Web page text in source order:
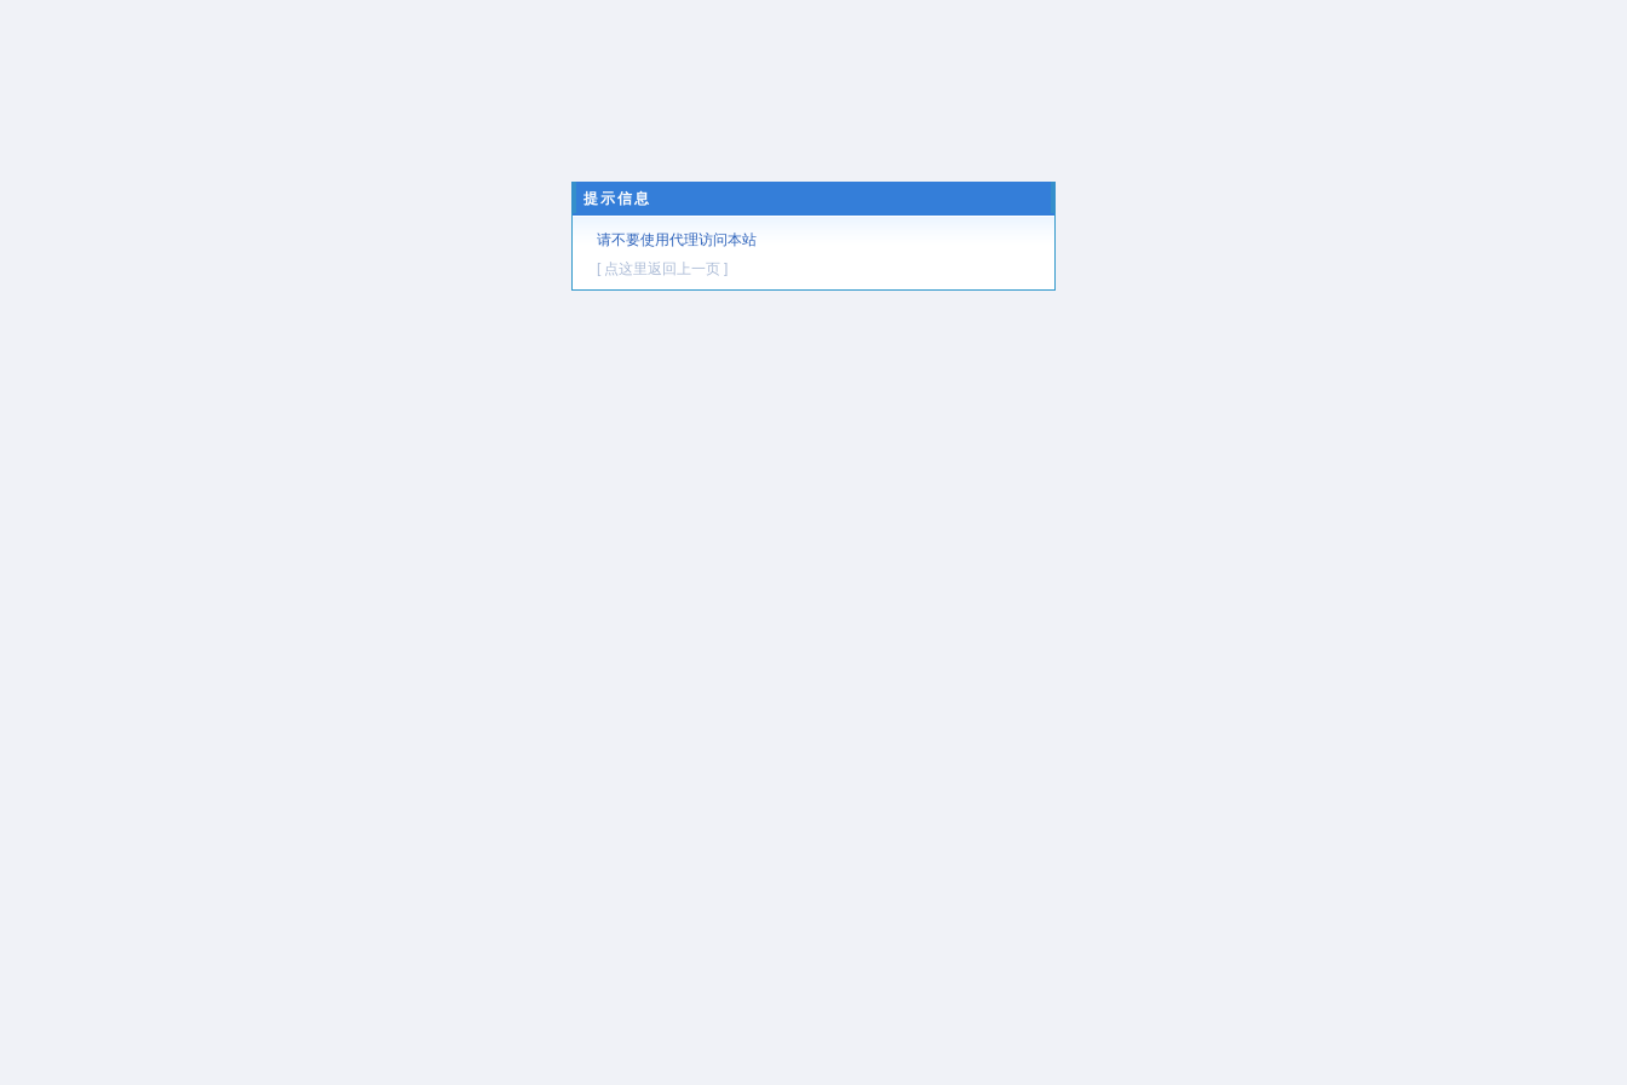
提示信息
请不要使用代理访问本站
[ 点这里返回上一页 ]